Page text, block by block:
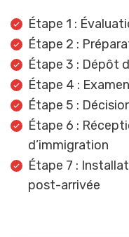
Étape 1 :
Étape 2 :
Étape 3 : Dépôt
Étape 4 :
Étape 5 :
Étape 6 :
d’immigration
Étape 7 :
post-arrivée